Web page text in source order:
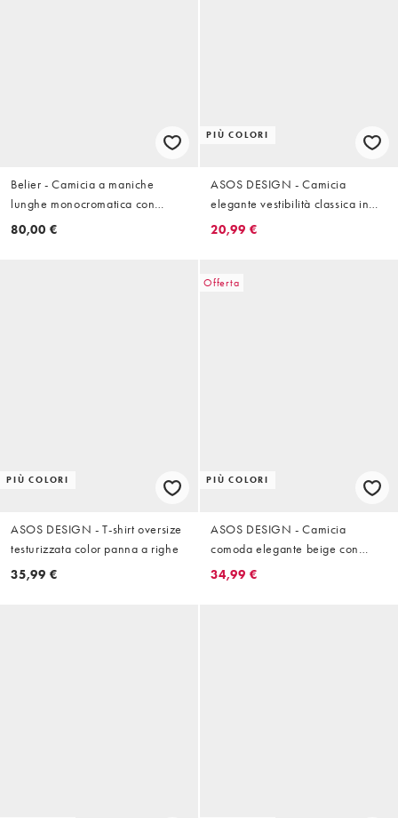
Belier - Camicia a maniche
lunghe monocromatica con
stampa effetto illusione e colletto
80,00 €
PIÙ COLORI
ASOS DESIGN - Camicia
elegante vestibilità classica in
popeline blu chiaro
20,99 €
PIÙ COLORI
ASOS DESIGN - T-shirt oversize
testurizzata color panna a righe
35,99 €
Offerta
PIÙ COLORI
ASOS DESIGN - Camicia
comoda elegante beige con
bottoni a pressione
34,99 €